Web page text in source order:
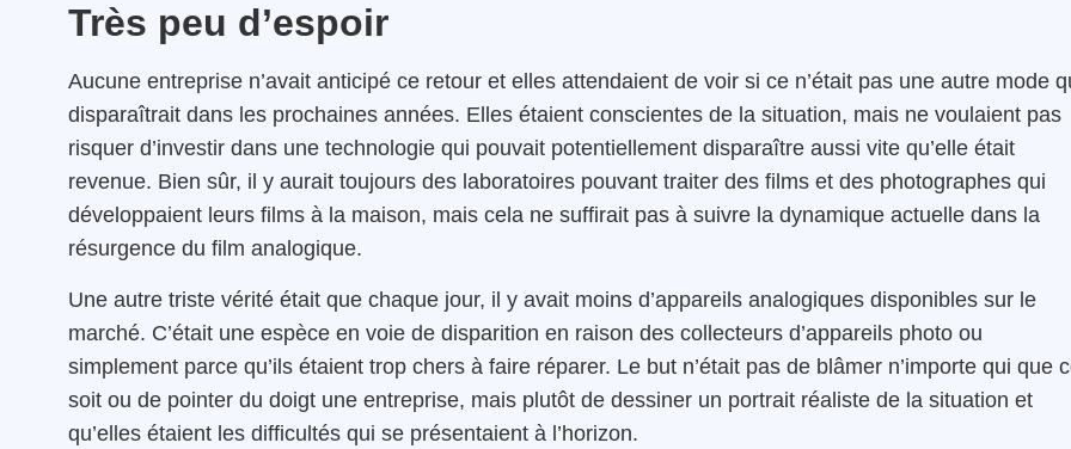
Très peu d’espoir
Aucune entreprise n’avait anticipé ce retour et elles attendaient de voir si ce n’était pas une autre mode
disparaîtrait dans les prochaines années. Elles étaient conscientes de la situation, mais ne voulaient pas
risquer d’investir dans une technologie qui pouvait potentiellement disparaître aussi vite qu’elle était
revenue. Bien sûr, il y aurait toujours des laboratoires pouvant traiter des films et des photographes qui
développaient leurs films à la maison, mais cela ne suffirait pas à suivre la dynamique actuelle dans la
résurgence du film analogique.
Une autre triste vérité était que chaque jour, il y avait moins d’appareils analogiques disponibles sur le
marché. C’était une espèce en voie de disparition en raison des collecteurs d’appareils photo ou
simplement parce qu’ils étaient trop chers à faire réparer. Le but n’était pas de blâmer n’importe qui que
soit ou de pointer du doigt une entreprise, mais plutôt de dessiner un portrait réaliste de la situation et
qu’elles étaient les difficultés qui se présentaient à l’horizon.